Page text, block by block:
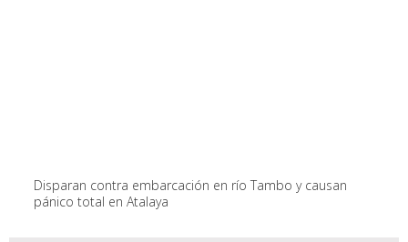
Disparan contra embarcación en río Tambo y causan
pánico total en Atalaya